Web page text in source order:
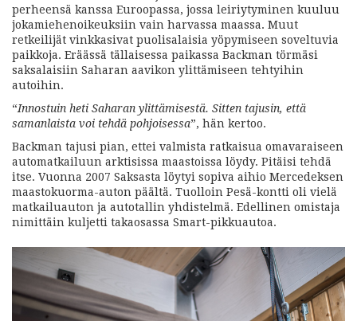
perheensä kanssa Euroopassa, jossa leiriytyminen kuuluu
jokamiehenoikeuksiin vain harvassa maassa. Muut
retkeilijät vinkkasivat puolisalaisia yöpymiseen soveltuvia
paikkoja. Eräässä tällaisessa paikassa Backman törmäsi
saksalaisiin Saharan aavikon ylittämiseen tehtyihin
autoihin.
“Innostuin heti Saharan ylittämisestä. Sitten tajusin, että
samanlaista voi tehdä pohjoisessa”, hän kertoo.
Backman tajusi pian, ettei valmista ratkaisua omavaraiseen
automatkailuun arktisissa maastoissa löydy. Pitäisi tehdä
itse. Vuonna 2007 Saksasta löytyi sopiva aihio Mercedeksen
maastokuorma-auton päältä. Tuolloin Pesä-kontti oli vielä
matkailuauton ja autotallin yhdistelmä. Edellinen omistaja
nimittäin kuljetti takaosassa Smart-pikkuautoa.